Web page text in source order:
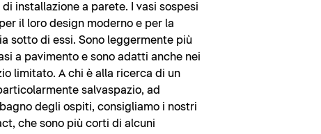
installazione a parete. I vasi sospesi
il loro design moderno e per la
sotto di essi. Sono leggermente più
a pavimento e sono adatti anche nei
limitato. A chi è alla ricerca di un
salvaspazio, ad
degli ospiti, consigliamo i nostri
che sono più corti di alcuni